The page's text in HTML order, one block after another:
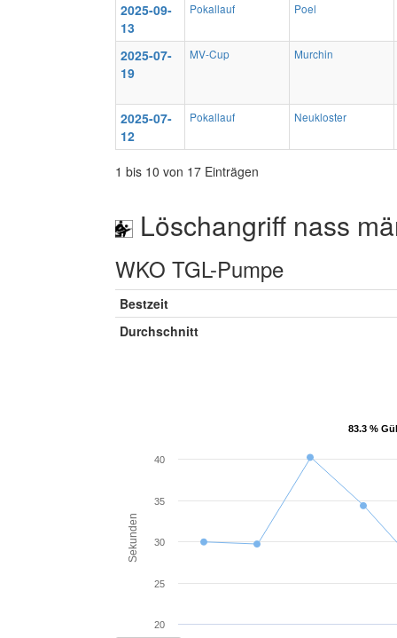
2025-09-
13
Pokallauf Poel
2025-07-
19
MV-Cup Murchin
2025-07-
12
Pokallauf Neukloster
1 bis 10 von 17 Einträgen
Löschangriff nass
WKO TGL-Pumpe
Bestzeit
Durchschnitt
83.3 %
83.3 %
Sekunden
20
25
30
35
40